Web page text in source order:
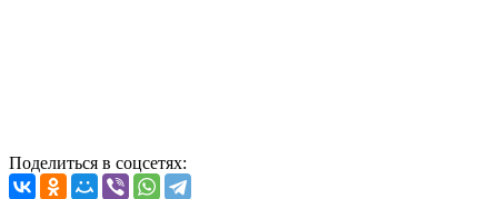
Поделиться в соцсетях: